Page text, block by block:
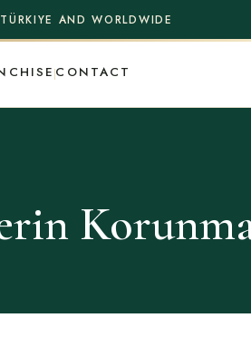
AND WORLDWIDE
CONTACT